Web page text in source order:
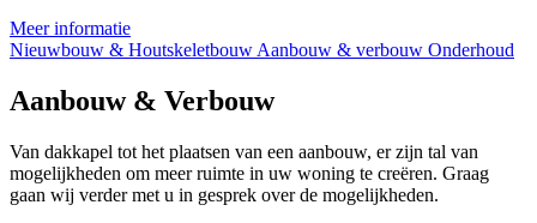
Meer informatie
Nieuwbouw & Houtskeletbouw Aanbouw & verbouw Onderhoud
Aanbouw & Verbouw
Van dakkapel tot het plaatsen van een aanbouw, er zijn tal van
mogelijkheden om meer ruimte in uw woning te creëren. Graag
gaan wij verder met u in gesprek over de mogelijkheden.